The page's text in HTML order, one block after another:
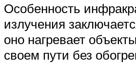
Особенность
излучения
оно нагревает
своем пути без